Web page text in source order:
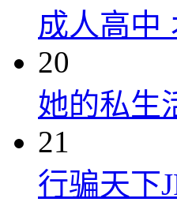
成人高中
20
她的私生
21
行骗天下